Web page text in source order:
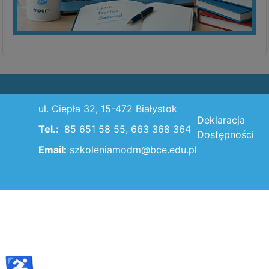
ul. Ciepła 32, 15-472 Białystok
Tel.: 85 651 58 55, 663 368 364
Email: szkoleniamodm@bce.edu.pl
Deklaracja
Dostępności